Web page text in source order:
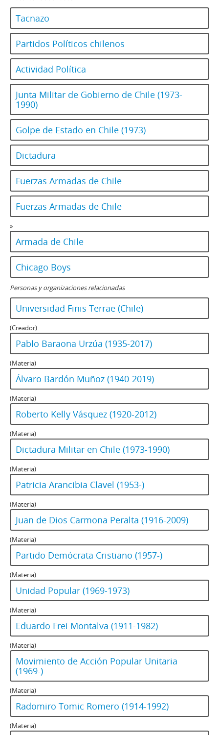
Tacnazo
Partidos Políticos chilenos
Actividad Política
Junta Militar de Gobierno de Chile (1973-
1990)
Golpe de Estado en Chile (1973)
Dictadura
Fuerzas Armadas de Chile
Fuerzas Armadas de Chile
»
Armada de Chile
Chicago Boys
Personas y organizaciones relacionadas
Universidad Finis Terrae (Chile)
(Creador)
Pablo Baraona Urzúa (1935-2017)
(Materia)
Álvaro Bardón Muñoz (1940-2019)
(Materia)
Roberto Kelly Vásquez (1920-2012)
(Materia)
Dictadura Militar en Chile (1973-1990)
(Materia)
Patricia Arancibia Clavel (1953-)
(Materia)
Juan de Dios Carmona Peralta (1916-2009)
(Materia)
Partido Demócrata Cristiano (1957-)
(Materia)
Unidad Popular (1969-1973)
(Materia)
Eduardo Frei Montalva (1911-1982)
(Materia)
Movimiento de Acción Popular Unitaria
(1969-)
(Materia)
Radomiro Tomic Romero (1914-1992)
(Materia)